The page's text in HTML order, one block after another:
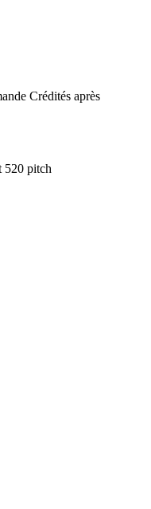
Crédités après
520 pitch